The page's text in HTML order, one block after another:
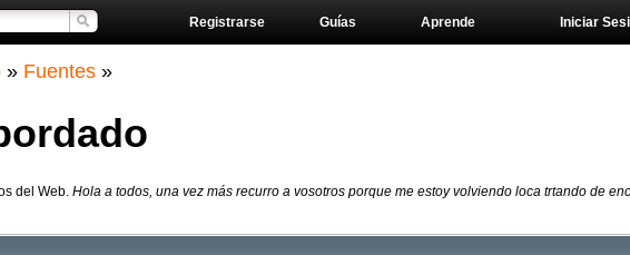
Aprende
Guías
Registrarse Iniciar
» Fuentes »
del Web. Hola a todos, una vez más recurro a vosotros porque me estoy volviendo loca trtando de